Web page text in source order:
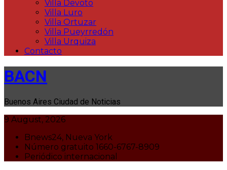
Villa Devoto
Villa Luro
Villa Ortuzar
Villa Pueyrredón
Villa Urquiza
Contacto
BACN
Buenos Aires Ciudad de Noticias
9 August, 2026
Bnews24, Nueva York
Número gratuito 1660-6767-8909
Periódico internacional